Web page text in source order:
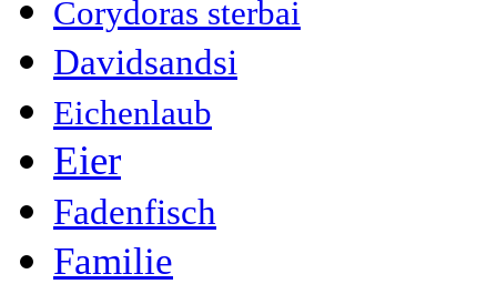
Corydoras sterbai
Davidsandsi
Eichenlaub
Eier
Fadenfisch
Familie